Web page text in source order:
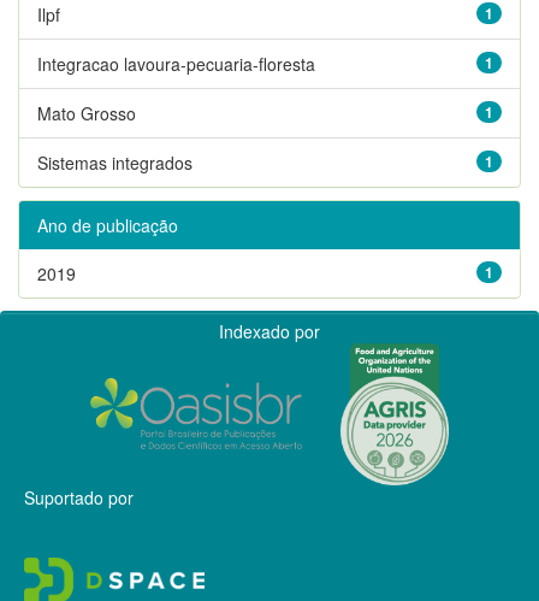
1
Ilpf
1
Integracao lavoura-pecuaria-floresta
1
Mato Grosso
1
Sistemas integrados
Ano de publicação
1
2019
Indexado por
Suportado por